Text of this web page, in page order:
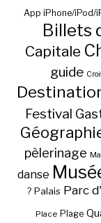
App iPhone/iPod/
Billets
Capitale
guide
Festival
pèlerinage
danse
? Palais Parc
Place Plage